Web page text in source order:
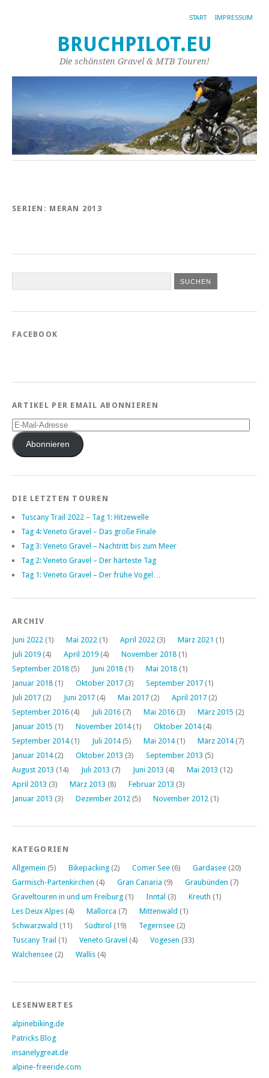
START IMPRESSUM
BRUCHPILOT.EU
Die schönsten Gravel & MTB Touren!
SERIEN: MERAN 2013
FACEBOOK
ARTIKEL PER EMAIL ABONNIEREN
E-
Mail-
AdresseAbonnieren
DIE LETZTEN TOUREN
Tuscany Trail 2022 – Tag 1: Hitzewelle
Tag 4: Veneto Gravel – Das große Finale
Tag 3: Veneto Gravel – Nachtritt bis zum Meer
Tag 2: Veneto Gravel – Der härteste Tag
Tag 1: Veneto Gravel – Der frühe Vogel…
ARCHIV
Juni 2022 (1) Mai 2022 (1) April 2022 (3) März 2021 (1)
Juli 2019 (4) April 2019 (4) November 2018 (1)
September 2018 (5) Juni 2018 (1) Mai 2018 (1)
Januar 2018 (1) Oktober 2017 (3) September 2017 (1)
Juli 2017 (2) Juni 2017 (4) Mai 2017 (2) April 2017 (2)
September 2016 (4) Juli 2016 (7) Mai 2016 (3) März 2015 (2)
Januar 2015 (1) November 2014(1) Oktober 2014(4)
September 2014(1) Juli 2014(5) Mai 2014(1) März 2014(7)
Januar 2014(2) Oktober 2013 (3) September 2013 (5)
August 2013 (14) Juli 2013 (7) Juni 2013 (4) Mai 2013 (12)
April 2013 (3) März 2013 (8) Februar 2013 (3)
Januar 2013 (3) Dezember 2012 (5) November 2012 (1)
KATEGORIEN
Allgemein (5) Bikepacking (2) Comer See (6) Gardasee (20)
Garmisch-Partenkirchen (4) Gran Canaria (9) Graubünden (7)
Graveltouren in und um Freiburg (1) Inntal (3) Kreuth (1)
Les Deux Alpes (4) Mallorca (7) Mittenwald (1)
Schwarzwald (11) Südtirol (19) Tegernsee (2)
Tuscany Trail (1) Veneto Gravel (4) Vogesen (33)
Walchensee (2) Wallis (4)
LESENWERTES
alpinebiking.de
Patricks Blog
insanelygreat.de
alpine-freeride.com